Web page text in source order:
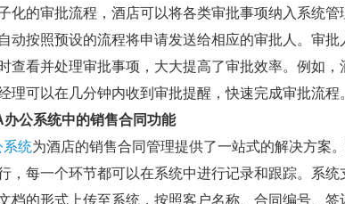
化的审批流程，酒店可以将各类审批事项纳入系统
动按照预设的流程将申请发送给相应的审批人。审
查看并处理审批事项，大大提高了审批效率。例如
理可以在几分钟内收到审批提醒，快速完成审批流程
办公系统中的销售合同功能
系统为酒店的销售合同管理提供了一站式的解决方案
，每一个环节都可以在系统中进行记录和跟踪。系
档的形式上传至系统，按照客户名称、合同编号、